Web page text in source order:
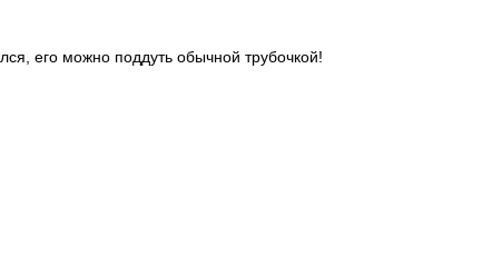
его можно поддуть обычной трубочкой!